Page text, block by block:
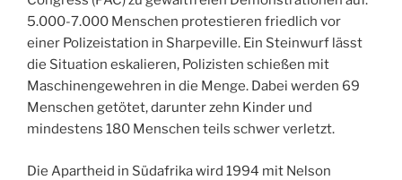
5.000-7.000 Menschen protestieren friedlich vor
einer Polizeistation in Sharpeville. Ein Steinwurf lässt
die Situation eskalieren, Polizisten schießen mit
Maschinengewehren in die Menge. Dabei werden 69
Menschen getötet, darunter zehn Kinder und
mindestens 180 Menschen teils schwer verletzt.
Die Apartheid in Südafrika wird 1994 mit Nelson